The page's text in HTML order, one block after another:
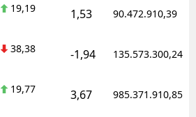
19,19 1,53 90.472.910,39
38,38 -1,94 135.573.300,24
19,77 3,67 985.371.910,85